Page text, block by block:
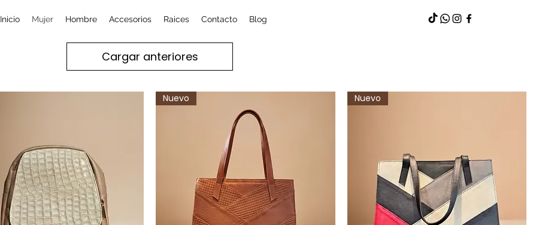
Inicio Mujer Hombre Accesorios Raices Contacto Blog
Cargar anteriores
Nuevo Nuevo